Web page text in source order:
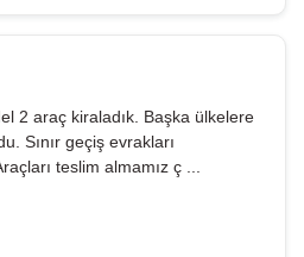
2 araç kiraladık. Başka ülkelere
Sınır geçiş evrakları
teslim almamız ç ...